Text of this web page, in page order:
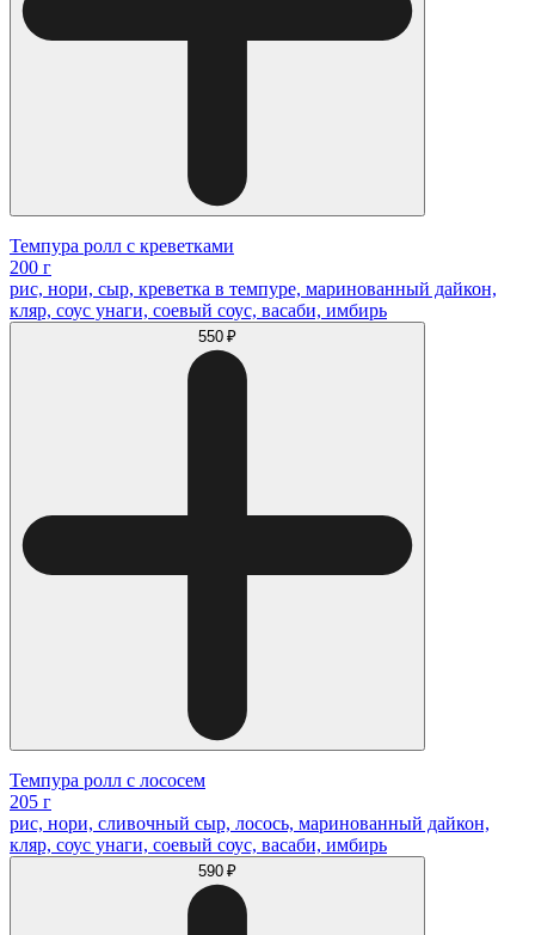
Темпура ролл с креветками
200 г
рис, нори, сыр, креветка в темпуре, маринованный дайкон,
кляр, соус унаги, соевый соус, васаби, имбирь
550 ₽
Темпура ролл с лососем
205 г
рис, нори, сливочный сыр, лосось, маринованный дайкон,
кляр, соус унаги, соевый соус, васаби, имбирь
590 ₽